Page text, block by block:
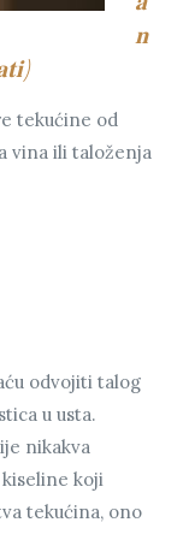
𝐧
tekućine od
vina ili taloženja
odvojiti talog
u usta.
nikakva
koji
tekućina, ono